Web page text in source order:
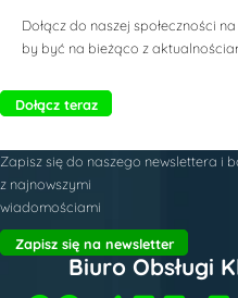
Dołącz do naszej społeczności
by być na bieżąco z
Dołącz teraz
Zapisz się do naszego newslettera i
z najnowszymi
wiadomościami
Zapisz się na newsletter
Biuro Obsługi